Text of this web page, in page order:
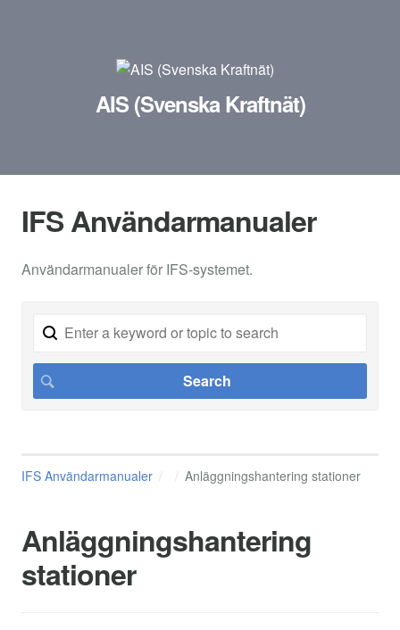
AIS (Svenska Kraftnät)
IFS Användarmanualer
Användarmanualer för IFS-systemet.
IFS Användarmanualer Anläggningshantering stationer
Anläggningshantering
stationer